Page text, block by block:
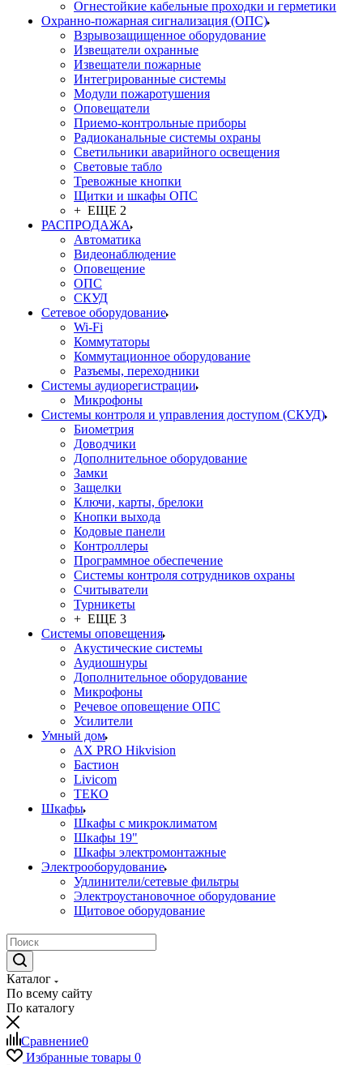
Огнестойкие кабельные проходки и герметики
Охранно-пожарная сигнализация (ОПС)
Взрывозащищенное оборудование
Извещатели охранные
Извещатели пожарные
Интегрированные системы
Модули пожаротушения
Оповещатели
Приемо-контрольные приборы
Радиоканальные системы охраны
Светильники аварийного освещения
Световые табло
Тревожные кнопки
Щитки и шкафы ОПС
+ ЕЩЕ 2
РАСПРОДАЖА
Автоматика
Видеонаблюдение
Оповещение
ОПС
СКУД
Сетевое оборудование
Wi-Fi
Коммутаторы
Коммутационное оборудование
Разъемы, переходники
Системы аудиорегистрации
Микрофоны
Системы контроля и управления доступом (СКУД)
Биометрия
Доводчики
Дополнительное оборудование
Замки
Защелки
Ключи, карты, брелоки
Кнопки выхода
Кодовые панели
Контроллеры
Программное обеспечение
Системы контроля сотрудников охраны
Считыватели
Турникеты
+ ЕЩЕ 3
Системы оповещения
Акустические системы
Аудиошнуры
Дополнительное оборудование
Микрофоны
Речевое оповещение ОПС
Усилители
Умный дом
AX PRO Hikvision
Бастион
Livicom
ТЕКО
Шкафы
Шкафы с микроклиматом
Шкафы 19"
Шкафы электромонтажные
Электрооборудование
Удлинители/сетевые фильтры
Электроустановочное оборудование
Щитовое оборудование
Каталог
По всему сайту
По каталогу
Сравнение0
Избранные товары 0